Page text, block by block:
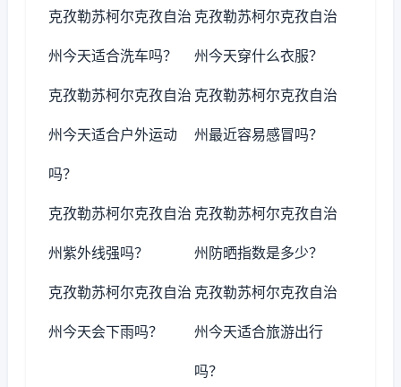
克孜勒苏柯尔克孜自治
州今天适合洗车吗？
克孜勒苏柯尔克孜自治
州今天穿什么衣服？
克孜勒苏柯尔克孜自治
州今天适合户外运动
吗？
克孜勒苏柯尔克孜自治
州最近容易感冒吗？
克孜勒苏柯尔克孜自治
州紫外线强吗？
克孜勒苏柯尔克孜自治
州防晒指数是多少？
克孜勒苏柯尔克孜自治
州今天会下雨吗？
克孜勒苏柯尔克孜自治
州今天适合旅游出行
吗？